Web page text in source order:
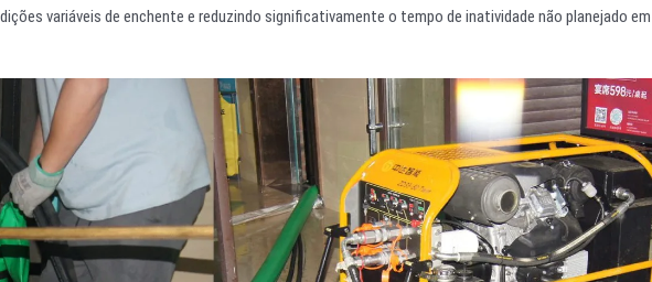
variáveis de enchente e reduzindo significativamente o tempo de inatividade não planejado em